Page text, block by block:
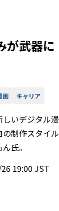
が武器
画 キャリア
いデジタル
制作スタイ
氏。
19:00 JST